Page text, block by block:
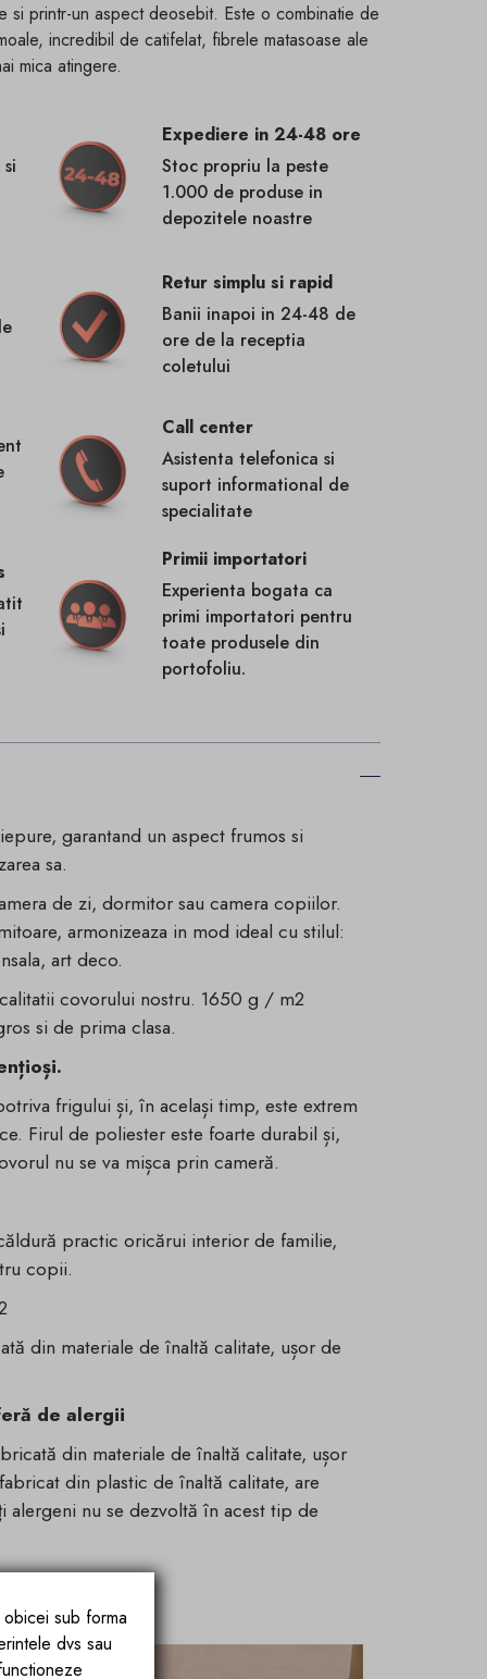
si printr-un aspect deosebit. Este o combinatie de
incredibil de catifelat, fibrele matasoase ale
mica atingere.
Expediere in 24-48 ore
Stoc propriu la peste
1.000 de produse in
depozitele noastre
Retur simplu si rapid
Banii inapoi in 24-48 de
ore de la receptia
coletului
Call center
Asistenta telefonica si
suport informational de
specialitate
Primii importatori
Experienta bogata ca
primi importatori pentru
toate produsele din
portofoliu.
garantand un aspect frumos si
sa.
de zi, dormitor sau camera copiilor.
armonizeaza in mod ideal cu stilul:
art deco.
covorului nostru. 1650 g / m2
si de prima clasa.
frigului și, în același timp, este extrem
Firul de poliester este foarte durabil și,
nu se va mișca prin cameră.
practic oricărui interior de familie,
copii.
din materiale de înaltă calitate, ușor de
de alergii
din materiale de înaltă calitate, ușor
din plastic de înaltă calitate, are
nu se dezvoltă în acest tip de
sub forma
dvs sau